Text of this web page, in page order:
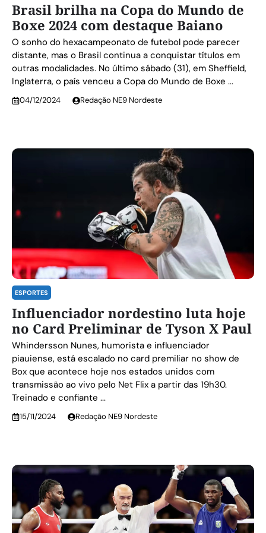
Brasil brilha na Copa do Mundo de
Boxe 2024 com destaque Baiano
O sonho do hexacampeonato de futebol pode parecer
distante, mas o Brasil continua a conquistar títulos em
outras modalidades. No último sábado (31), em Sheffield,
Inglaterra, o país venceu a Copa do Mundo de Boxe ...
04/12/2024 Redação NE9 Nordeste
ESPORTES
Influenciador nordestino luta hoje
no Card Preliminar de Tyson X Paul
Whindersson Nunes, humorista e influenciador
piauiense, está escalado no card premiliar no show de
Box que acontece hoje nos estados unidos com
transmissão ao vivo pelo Net Flix a partir das 19h30.
Treinado e confiante ...
15/11/2024 Redação NE9 Nordeste